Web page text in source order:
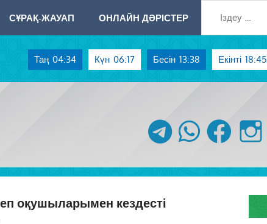
СҰРАҚ-ЖАУАП ОНЛАЙН ДӘРІСТЕР
Таң 04:34 Күн 06:17 Бесін 13:38 Екінті 18:45
telegram whatsapp facebook
оқушыларымен кездесті